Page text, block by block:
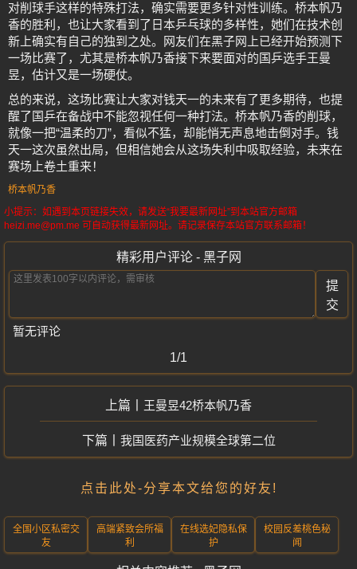
对削球手这样的特殊打法，确实需要更多针对性训练。桥本帆乃
香的胜利，也让大家看到了日本乒乓球的多样性，她们在技术创
新上确实有自己的独到之处。网友们在黑子网上已经开始预测下
一场比赛了，尤其是桥本帆乃香接下来要面对的国乒选手王曼
昱，估计又是一场硬仗。
总的来说，这场比赛让大家对钱天一的未来有了更多期待，也提
醒了国乒在备战中不能忽视任何一种打法。桥本帆乃香的削球，
就像一把“温柔的刀”，看似不猛，却能悄无声息地击倒对手。钱
天一这次虽然出局，但相信她会从这场失利中吸取经验，未来在
赛场上卷土重来！
桥本帆乃香
小提示：如遇到本页链接失效，请发送“我要最新网址”到本站官方邮箱
heizi.me@pm.me 可自动获得最新网址。请记录保存本站官方联系邮箱！
精彩用户评论 - 黑子网
提
交
暂无评论
1/1
王曼昱42桥本帆乃香
我国医药产业规模全球第二位
点击此处-分享本文给您的好友!
全国小区私密交
友
高端紧致会所福
利
在线选妃隐私保
护
校园反差桃色秘
闻